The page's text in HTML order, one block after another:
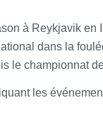
à Reykjavik
dans la
le championnat
les